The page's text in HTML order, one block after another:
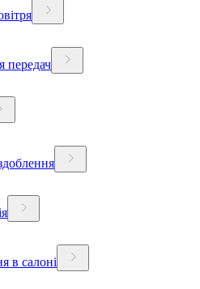
передач
в салоні